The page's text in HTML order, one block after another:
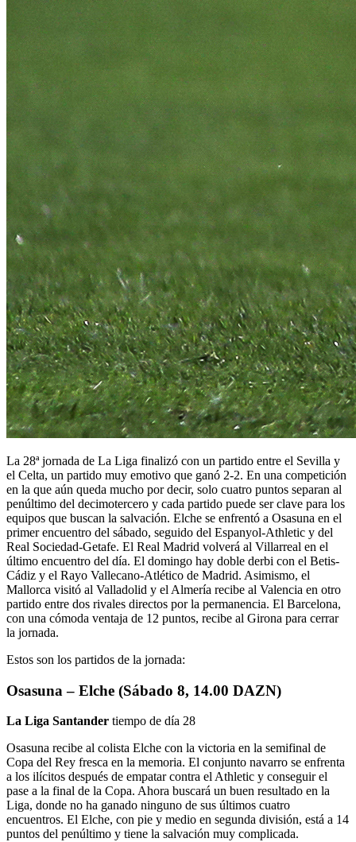
La 28ª jornada de La Liga finalizó con un partido entre el Sevilla y
el Celta, un partido muy emotivo que ganó 2-2. En una competición
en la que aún queda mucho por decir, solo cuatro puntos separan al
penúltimo del decimotercero y cada partido puede ser clave para los
equipos que buscan la salvación. Elche se enfrentó a Osasuna en el
primer encuentro del sábado, seguido del Espanyol-Athletic y del
Real Sociedad-Getafe. El Real Madrid volverá al Villarreal en el
último encuentro del día. El domingo hay doble derbi con el Betis-
Cádiz y el Rayo Vallecano-Atlético de Madrid. Asimismo, el
Mallorca visitó al Valladolid y el Almería recibe al Valencia en otro
partido entre dos rivales directos por la permanencia. El Barcelona, ​​
con una cómoda ventaja de 12 puntos, recibe al Girona para cerrar
la jornada.
Estos son los partidos de la jornada:
Osasuna – Elche (Sábado 8, 14.00 DAZN)
La Liga Santander tiempo de día 28
Osasuna recibe al colista Elche con la victoria en la semifinal de
Copa del Rey fresca en la memoria. El conjunto navarro se enfrenta
a los ilícitos después de empatar contra el Athletic y conseguir el
pase a la final de la Copa. Ahora buscará un buen resultado en la
Liga, donde no ha ganado ninguno de sus últimos cuatro
encuentros. El Elche, con pie y medio en segunda división, está a 14
puntos del penúltimo y tiene la salvación muy complicada.